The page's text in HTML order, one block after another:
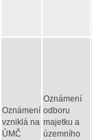
Oznámení
vzniklá na
ÚMČ
Oznámení
odboru
majetku a
územního